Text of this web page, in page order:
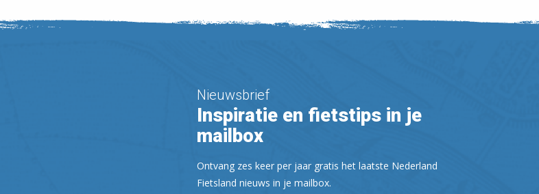
Nieuwsbrief
Inspiratie en fietstips in je
mailbox
Ontvang zes keer per jaar gratis het laatste Nederland
Fietsland nieuws in je mailbox.